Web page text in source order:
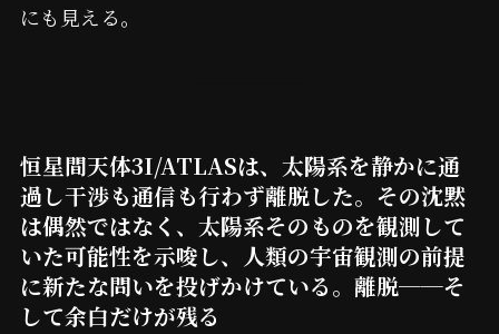
にも見える。
恒星間天体3I/ATLASは、太陽系を静かに通
過し干渉も通信も行わず離脱した。その沈黙
は偶然ではなく、太陽系そのものを観測して
いた可能性を示唆し、人類の宇宙観測の前提
に新たな問いを投げかけている。離脱──そ
して余白だけが残る